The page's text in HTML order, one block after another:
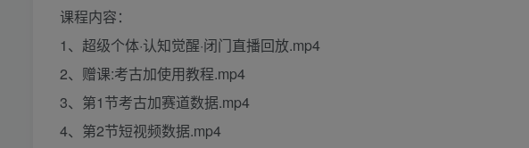
课程内容：
1、超级个体·认知觉醒·闭门直播回放.mp4
2、赠课:考古加使用教程.mp4
3、第1节考古加赛道数据.mp4
4、第2节短视频数据.mp4